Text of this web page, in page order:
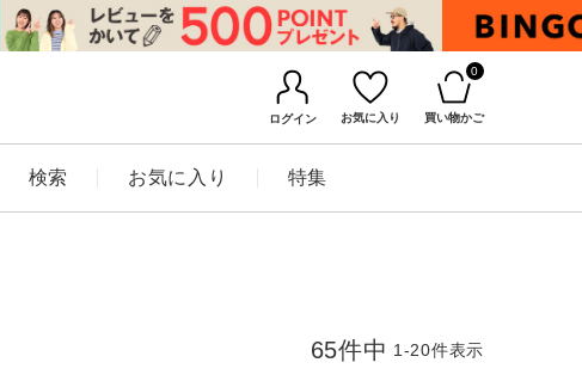
ログイン お気に入り
0
買い物かご
検索 お気に入り 特集
65件中 1-20件表示